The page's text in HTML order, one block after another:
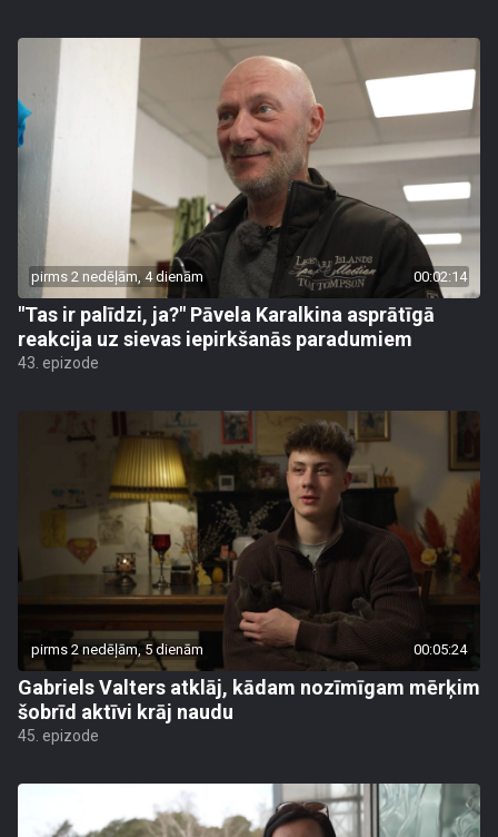
pirms 2 nedēļām, 4 dienām 00:02:14
"Tas ir palīdzi, ja?" Pāvela Karalkina asprātīgā
reakcija uz sievas iepirkšanās paradumiem
43. epizode
pirms 2 nedēļām, 5 dienām 00:05:24
Gabriels Valters atklāj, kādam nozīmīgam mērķim
šobrīd aktīvi krāj naudu
45. epizode